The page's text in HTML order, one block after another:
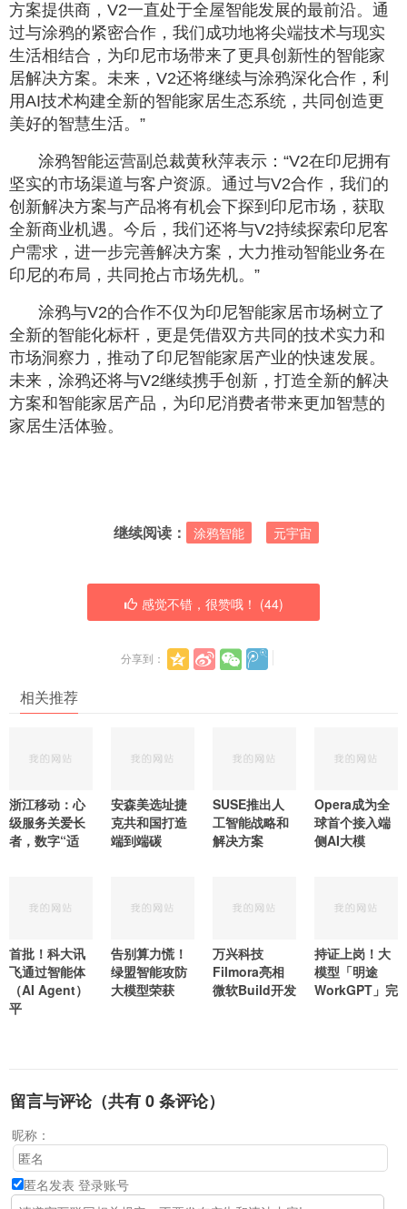
方案提供商，V2一直处于全屋智能发展的最前沿。通
过与涂鸦的紧密合作，我们成功地将尖端技术与现实
生活相结合，为印尼市场带来了更具创新性的智能家
居解决方案。未来，V2还将继续与涂鸦深化合作，利
用AI技术构建全新的智能家居生态系统，共同创造更
美好的智慧生活。”
涂鸦智能运营副总裁黄秋萍表示：“V2在印尼拥有
坚实的市场渠道与客户资源。通过与V2合作，我们的
创新解决方案与产品将有机会下探到印尼市场，获取
全新商业机遇。今后，我们还将与V2持续探索印尼客
户需求，进一步完善解决方案，大力推动智能业务在
印尼的布局，共同抢占市场先机。”
涂鸦与V2的合作不仅为印尼智能家居市场树立了
全新的智能化标杆，更是凭借双方共同的技术实力和
市场洞察力，推动了印尼智能家居产业的快速发展。
未来，涂鸦还将与V2继续携手创新，打造全新的解决
方案和智能家居产品，为印尼消费者带来更加智慧的
家居生活体验。
继续阅读： 涂鸦智能 元宇宙
感觉不错，很赞哦！ (44)
分享到：
相关推荐
浙江移动：心
级服务关爱长
者，数字“适
安森美选址捷
克共和国打造
端到端碳
SUSE推出人
工智能战略和
解决方案
Opera成为全
球首个接入端
侧AI大模
首批！科大讯
飞通过智能体
（AI Agent）
平
告别算力慌！
绿盟智能攻防
大模型荣获
万兴科技
Filmora亮相
微软Build开发
持证上岗！大
模型「明途
WorkGPT」完
留言与评论（共有0条评论）
昵称：
匿名发表 登录账号